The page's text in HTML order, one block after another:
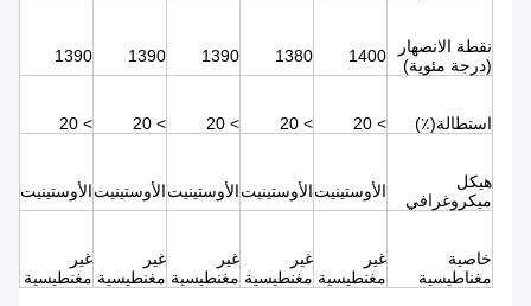
نقطة الانصهار
(درجة مئوية)
1400
1380
1390
1390
1390
استطالة(٪) > 20
> 20
> 20
> 20
> 20
هيكل
ميكروغرافي
الأوستينيتالأوستينيتالأوستينيتالأوستينيتالأوستينيت
خاصية
مغناطيسية
غير
مغنطيسية
غير
مغنطيسية
غير
مغنطيسية
غير
مغنطيسية
غير
مغنطيسية